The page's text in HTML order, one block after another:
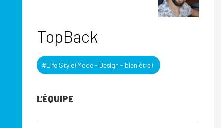
TopBack
#Life Style (Mode - Design - bien être)
L'ÉQUIPE